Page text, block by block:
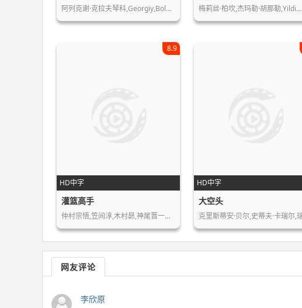
阿列克谢·克拉夫琴科,Georgiy,Bol… 梅莉丝·柏坎,杰玛勒·胡那勒,Yildi…
HD中字
8.9
灌篮高手
仲村宗悟,笠间淳,木村昴,神尾晋一郎,…
HD中字
大空头
网友评论
李欣原